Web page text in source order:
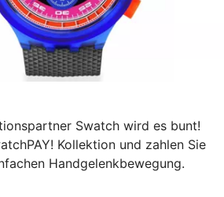
Swatch wird es bunt!
Kollektion und zahlen Sie
Handgelenkbewegung.